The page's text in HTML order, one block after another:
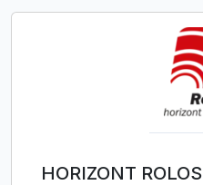
HORIZONT ROLOS